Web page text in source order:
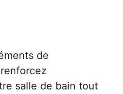
de
salle de bain tout